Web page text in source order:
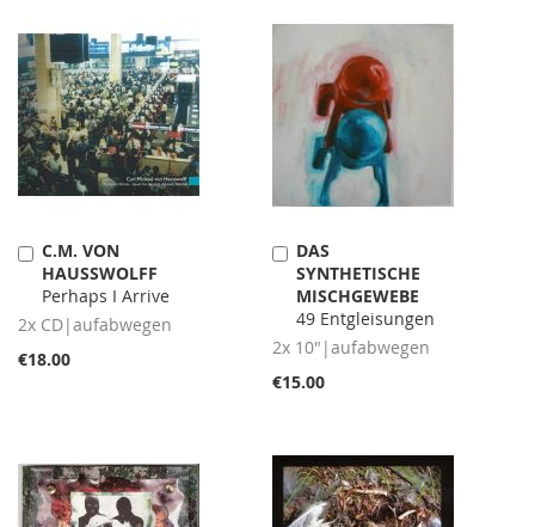
C.M. VON
HAUSSWOLFF
Perhaps I Arrive
2x CD|aufabwegen
€18.00
Add
to
Cart
DAS
SYNTHETISCHE
MISCHGEWEBE
49 Entgleisungen
2x 10"|aufabwegen
€15.00
Add
to
Cart